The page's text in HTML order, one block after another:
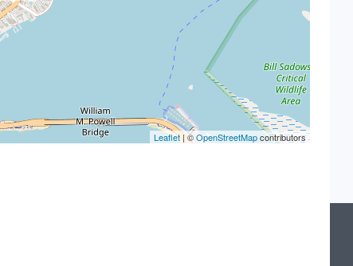
Leaflet| ©OpenStreetMapcontributors
Chambres
2
2
Garages
Type